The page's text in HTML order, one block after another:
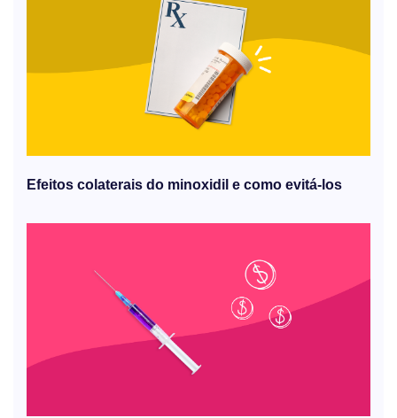
Efeitos colaterais do minoxidil e como evitá-los